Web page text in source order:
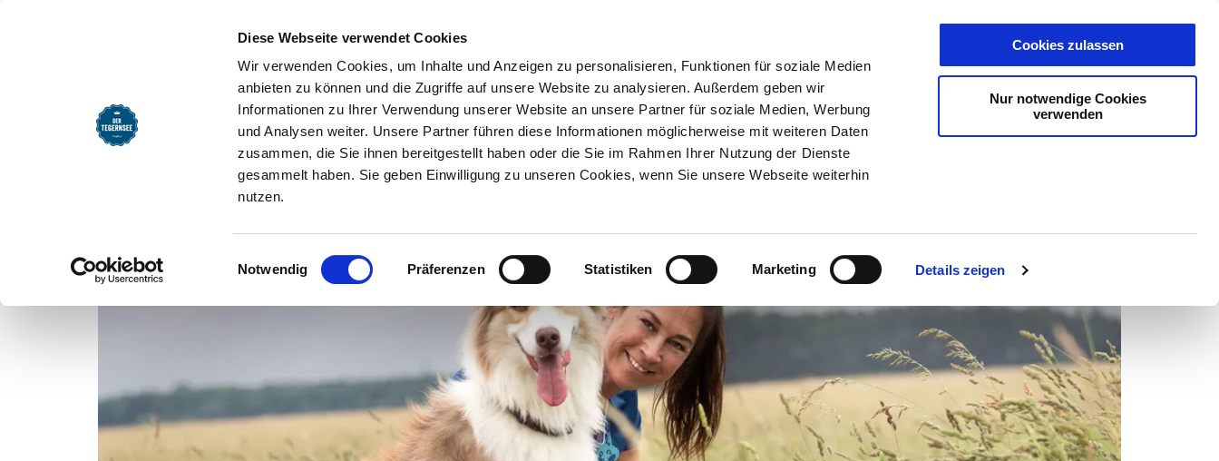
Diese Webseite verwendet Cookies
Wir verwenden Cookies, um Inhalte und Anzeigen zu personalisieren, Funktionen für soziale Medien
anbieten zu können und die Zugriffe auf unsere Website zu analysieren. Außerdem geben wir
Informationen zu Ihrer Verwendung unserer Website an unsere Partner für soziale Medien, Werbung
und Analysen weiter. Unsere Partner führen diese Informationen möglicherweise mit weiteren Daten
zusammen, die Sie ihnen bereitgestellt haben oder die Sie im Rahmen Ihrer Nutzung der Dienste
gesammelt haben. Sie geben Einwilligung zu unseren Cookies, wenn Sie unsere Webseite weiterhin
nutzen.
Einwilligungsauswahl
Notwendig Präferenzen Statistiken Marketing Details zeigen
Cookies zulassen
Nur notwendige Cookies
verwenden
Entdecken Live
Gästekarte
Bewegt mit 4 Pfoten - dein Fitnesswalk am Tegernsee